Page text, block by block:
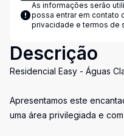
As informações serão
possa entrar em contato
privacidade e termos de
Descrição
Residencial Easy - Águas
Apresentamos este
uma área privilegiada e